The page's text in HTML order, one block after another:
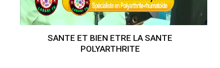
SANTE ET BIEN ETRE LA SANTE
POLYARTHRITE